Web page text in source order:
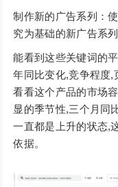
制作新的广告系列：
究为基础的新广告系列
能看到这些关键词的
年同比变化,竞争程度,
看看这个产品的市场
显的季节性,三个月同
一直都是上升的状态,
依据。